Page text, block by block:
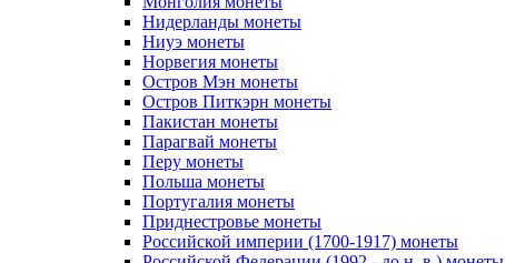
Нидерланды монеты
Ниуэ монеты
Норвегия монеты
Остров Мэн монеты
Остров Питкэрн монеты
Пакистан монеты
Парагвай монеты
Перу монеты
Польша монеты
Португалия монеты
Приднестровье монеты
Российской империи (1700-1917) монеты